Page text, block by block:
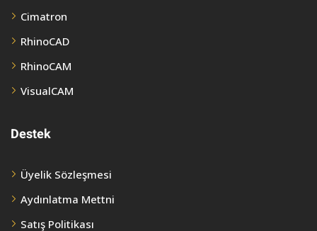
Cimatron
RhinoCAD
RhinoCAM
VisualCAM
Destek
Üyelik Sözleşmesi
Aydınlatma Mettni
Satış Politikası